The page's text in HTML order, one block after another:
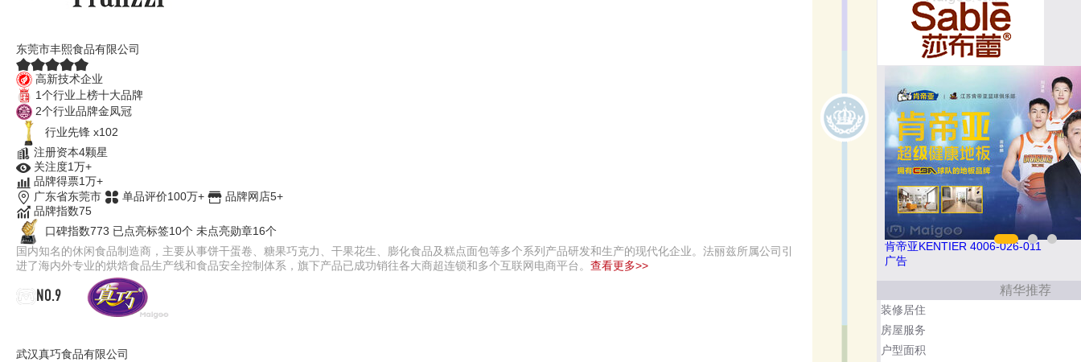
东莞市丰熙食品有限公司
高新技术企业
1个行业上榜十大品牌
2个行业品牌金凤冠
行业先锋 x102
注册资本4颗星
关注度1万+
品牌得票1万+
广东省东莞市
单品评价100万+
品牌网店5+
品牌指数75
口碑指数773 已点亮标签10个 未点亮勋章16个
国内知名的休闲食品制造商，主要从事饼干蛋卷、糖果巧克力、干果花生、膨化食品及糕点面包等多个系列产品研发和生产的现代化企业。法丽兹所属公司引
进了海内外专业的烘焙食品生产线和食品安全控制体系，旗下产品已成功销往各大商超连锁和多个互联网电商平台。 查看更多>>
NO.9
武汉真巧食品有限公司
肯帝亚KENTIER 4006-026-011
索邦管Suban 021-5718000
广告
精华推荐
装修居住
房屋服务
户型面积